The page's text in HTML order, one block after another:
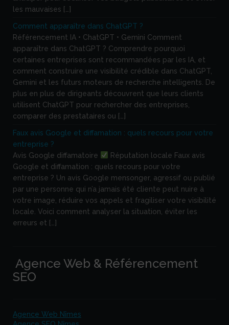
les mauvaises […]
Comment apparaître dans ChatGPT ?
Référencement IA • ChatGPT • Gemini Comment
apparaître dans ChatGPT ? Comprendre pourquoi
certaines entreprises sont recommandées par les IA, et
comment construire une visibilité crédible dans ChatGPT,
Gemini et les futurs moteurs de recherche intelligents. De
plus en plus de dirigeants découvrent que leurs clients
utilisent ChatGPT pour rechercher des entreprises,
comparer des prestataires ou […]
Faux avis Google et diffamation : quels recours pour votre
entreprise ?
Avis Google diffamatoire
Réputation locale Faux avis
Google et diffamation : quels recours pour votre
entreprise ? Un avis Google mensonger, agressif ou publié
par une personne qui n’a jamais été cliente peut nuire à
votre image, réduire vos appels et fragiliser votre visibilité
locale. Voici comment analyser la situation, éviter les
erreurs et […]
Agence Web & Référencement
SEO
Agence Web Nîmes